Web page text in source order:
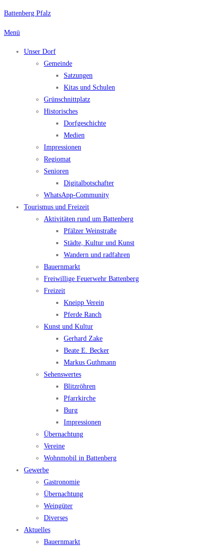
Battenberg Pfalz
Menü
Unser Dorf
Gemeinde
Satzungen
Kitas und Schulen
Grünschnittplatz
Historisches
Dorfgeschichte
Medien
Impressionen
Regiomat
Senioren
Digitalbotschafter
WhatsApp-Community
Tourismus und Freizeit
Aktivitäten rund um Battenberg
Pfälzer Weinstraße
Städte, Kultur und Kunst
Wandern und radfahren
Bauernmarkt
Freiwillige Feuerwehr Battenberg
Freizeit
Kneipp Verein
Pferde Ranch
Kunst und Kultur
Gerhard Zake
Beate E. Becker
Markus Guthmann
Sehenswertes
Blitzröhren
Pfarrkirche
Burg
Impressionen
Übernachtung
Vereine
Wohnmobil in Battenberg
Gewerbe
Gastronomie
Übernachtung
Weingüter
Diverses
Aktuelles
Bauernmarkt